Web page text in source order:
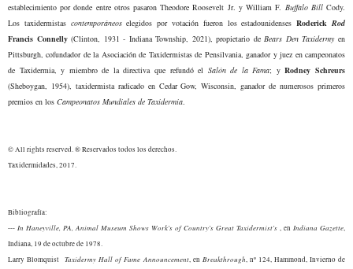
establecimiento por donde entre otros pasaron Theodore Roosevelt Jr. y William F. Buffalo BillCody.
Los taxidermistas contemporáneoselegidos por votación fueron los estadounidensesRoderickRod
Francis Connelly(Clinton, 1931 - Indiana Township, 2021),propietario deBears Den Taxidermyen
Pittsburgh,cofundador de la Asociación de Taxidermistas de Pensilvania, ganador y juez en campeonatos
de Taxidermia, y miembro de la directiva que refundó el Salón de la Fama; yRodney Schreurs
(Sheboygan, 1954), taxidermista radicado en Cedar Gow, Wisconsin, ganador de numerosos primeros
premios en los Campeonatos Mundiales de Taxidermia
© All rights reserved. ® Reservados todos los derechos.
Taxidermidades, 2017.
Bibliografía:
--- In Haneyville, PA, Animal Museum Shows Work's of Country's Great Taxidermist's , en Indiana Gazette,
Indiana, 19 de octubre de 1978.
Larry BlomquistTaxidermy Hall of Fame Announcement, en Breakthrough, nº 124, Hammond, Invierno de